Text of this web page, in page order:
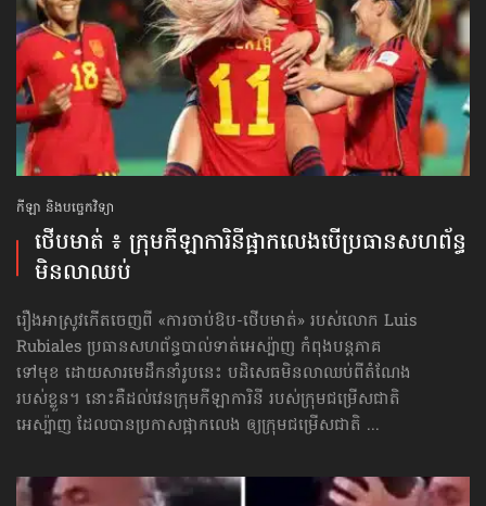
កីឡា និងបច្ចេកវិទ្យា
ថើបមាត់ ៖ ក្រុមកីឡាការិនី​ផ្អាកលេង​​បើប្រធានសហព័ន្ធ​
មិនលាឈប់
រឿងអាស្រូវកើតចេញពី «ការចាប់ឱប-ថើបមាត់» របស់លោក Luis
Rubiales ប្រធានសហព័ន្ធបាល់ទាត់អេស្ប៉ាញ កំពុងបន្តភាគ
ទៅមុខ ដោយសារមេដឹកនាំរូបនេះ បដិសេធមិនលាឈប់ពីតំណែង
របស់ខ្លួន។ នោះគឺដល់វេនក្រុមកីឡាការិនី របស់ក្រុមជម្រើសជាតិ
អេស្ប៉ាញ ដែលបានប្រកាសផ្អាកលេង ឲ្យក្រុមជម្រើសជាតិ ...